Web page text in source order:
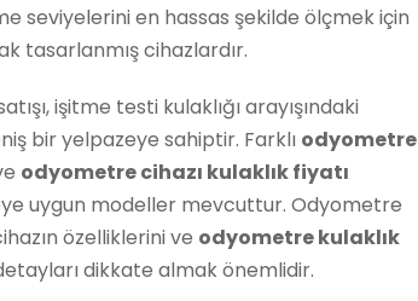
seviyelerini en hassas şekilde ölçmek için
tasarlanmış cihazlardır.
işitme testi kulaklığı arayışındaki
bir yelpazeye sahiptir. Farklı odyometre
odyometre cihazı kulaklık fiyatı
uygun modeller mevcuttur. Odyometre
özelliklerini ve odyometre kulaklık
dikkate almak önemlidir.